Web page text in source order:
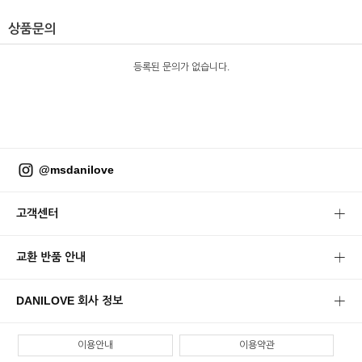
상품문의
등록된 문의가 없습니다.
@msdanilove
고객센터
교환 반품 안내
DANILOVE 회사 정보
이용안내 이용약관